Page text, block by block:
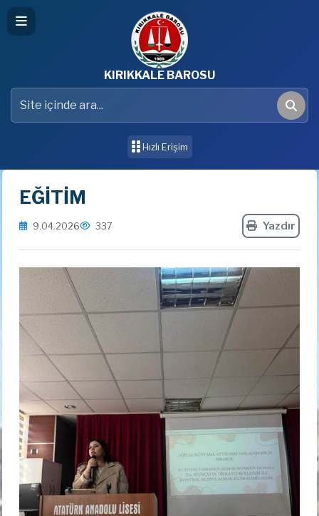
KIRIKKALE BAROSU
Site içinde ara
Ara
Hızlı Erişim
EĞİTİM
9.04.2026 337 Yazdır